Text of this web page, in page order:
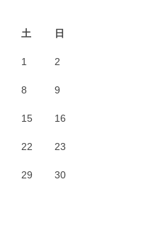
土 日
1 2
8 9
15 16
22 23
29 30